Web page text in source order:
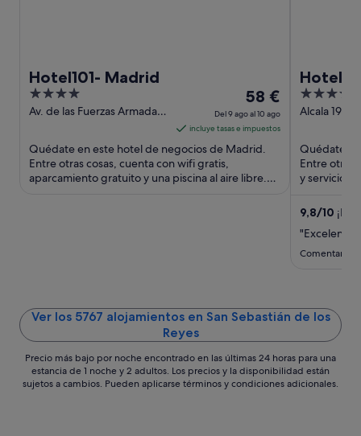
Hotel101- Madrid
4
out
5
Av. de las Fuerzas Armadas,
El
precio
es
de
por
58 €
Del 9 ago al 10 ago
incluye tasas e impuestos
Quédate en este hotel de negocios de Madrid.
Entre otras cosas, cuenta con wifi gratis,
aparcamiento gratuito y una piscina al aire libre.
Hotel
4
out
5
Alcala 19
Quédate
Entre otras
y servicio
9,8/10
"Excelente
Comentario
Ver los 5767 alojamientos en San Sebastián de los
Reyes
Precio más bajo por noche encontrado en las últimas 24 horas para una
estancia de 1 noche y 2 adultos. Los precios y la disponibilidad están
sujetos a cambios. Pueden aplicarse términos y condiciones adicionales.